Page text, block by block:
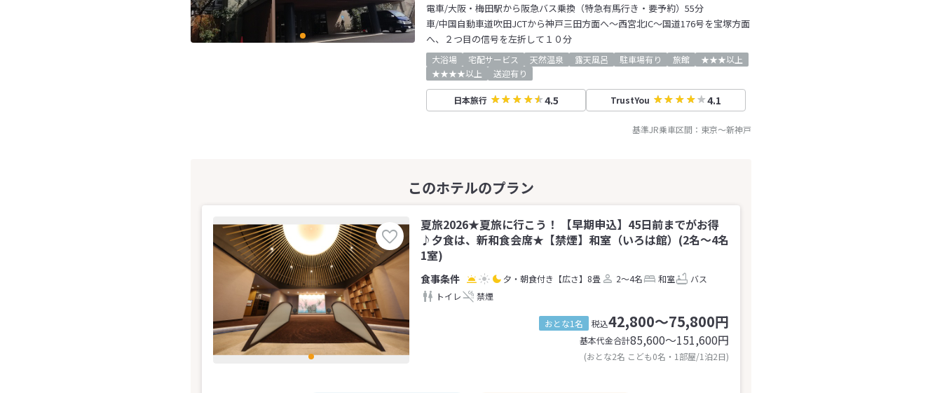
電車/大阪・梅田駅から阪急バス乗換（特急有馬行き・要予約）55分
車/中国自動車道吹田JCTから神戸三田方面へ～西宮北IC～国道176号を宝塚方面
へ、２つ目の信号を左折して１０分
大浴場 宅配サービス 天然温泉 露天風呂 駐車場有り 旅館
★★★以上
★★★★以上
送迎有り
日本旅行 4.5 TrustYou 4.1
基準JR乗車区間： 東京～新神戸
夏旅2026★夏旅に行こう！ 【早期申込】45日前までがお得
♪夕食は、新和食会席★【禁煙】和室（いろは館）(2名～4名
1室)
夕・朝食付き 【広さ】8畳 2～4名 和室
バス
トイレ
禁煙
おとな1名 税込42,800～75,800円
基本代金合計85,600〜151,600円
(おとな2名 こども0名・1部屋/1泊2日)